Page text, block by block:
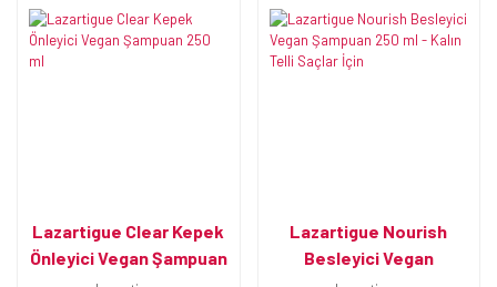
Lazartigue Clear Kepek
Önleyici Vegan Şampuan
Lazartigue Nourish
Besleyici Vegan